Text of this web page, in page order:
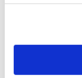
august (15)